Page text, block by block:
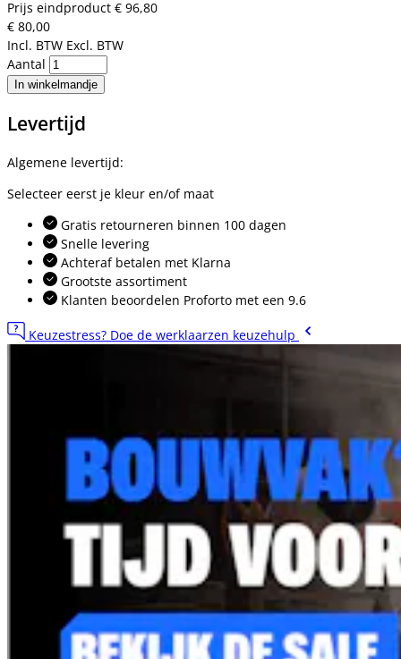
Prijs eindproduct € 96,80
€ 80,00
Incl. BTW Excl. BTW
Aantal
In winkelmandje
Levertijd
Algemene levertijd:
Selecteer eerst je kleur en/of maat
Gratis retourneren binnen 100 dagen
Snelle levering
Achteraf betalen met Klarna
Grootste assortiment
Klanten beoordelen Proforto met een 9.6
Keuzestress? Doe de werklaarzen keuzehulp